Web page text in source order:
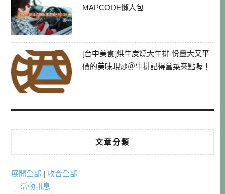
MAPCODE懶人包
[台中美食]烘牛炭燒大牛排-份量大又平
價的美味現炒＠牛排記得當菜來點喔！
文章分類
展開全部 | 收合全部
活動訊息